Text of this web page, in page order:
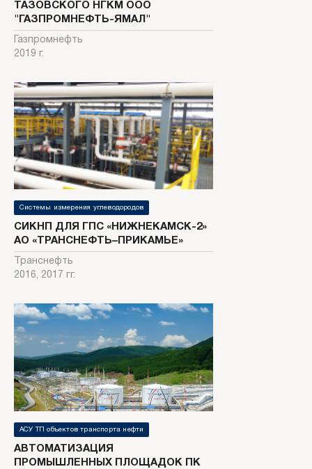
ТАЗОВСКОГО НГКМ ООО
"ГАЗПРОМНЕФТЬ-ЯМАЛ"
Газпромнефть
2019 г.
Системы измерения углеводородов
СИКНП ДЛЯ ГПС «НИЖНЕКАМСК-2»
АО «ТРАНСНЕФТЬ–ПРИКАМЬЕ»
Транснефть
2016, 2017 гг.
АСУ ТП объектов транспорта нефти
АВТОМАТИЗАЦИЯ
ПРОМЫШЛЕННЫХ ПЛОЩАДОК ПК